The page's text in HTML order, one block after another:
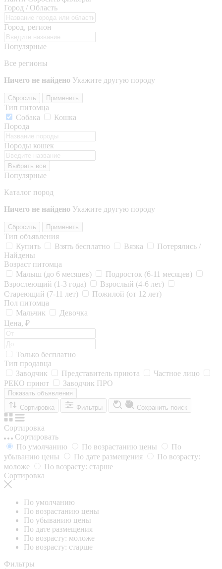
Город / Область
Город, регион
Популярные
Все регионы
Ничего не найдено Укажите другую породу
Сбросить Применить
Тип питомца
Собака
Кошка
Порода
Породы кошек
Выбрать все
Популярные
Каталог пород
Ничего не найдено Укажите другую породу
Сбросить Применить
Тип объявления
Купить
Взять бесплатно Вязка
Потерялись /
Найдены
Возраст питомца
Малыш (до 6 месяцев)
Подросток (6-11 месяцев)
Взрослеющий (1-3 года)
Взрослый (4-6 лет)
Стареющий (7-11 лет)
Пожилой (от 12 лет)
Пол питомца
Мальчик
Девочка
Цена, ₽
Только бесплатно
Тип продавца
Заводчик
Представитель приюта
Частное лицо
РЕКО приют
Заводчик ПРО
Показать объявления
Сортировка
Фильтры Сохранить поиск
Сортировка
Сортировать
По умолчанию
По возрастанию цены
По
убыванию цены
По дате размещения
По возрасту:
моложе
По возрасту: старше
Сортировка
По умолчанию
По возрастанию цены
По убыванию цены
По дате размещения
По возрасту: моложе
По возрасту: старше
Фильтры